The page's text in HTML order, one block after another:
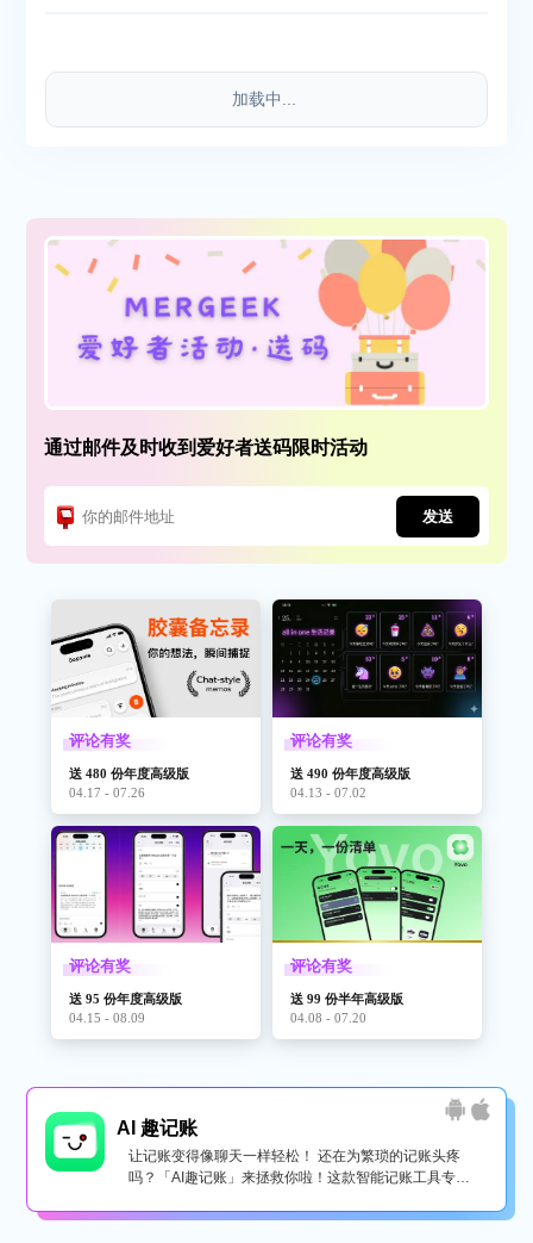
加载中...
通过邮件及时收到爱好者送码限时活动
发送
评论有奖
送 480 份年度高级版
04.17 - 07.26
评论有奖
送 490 份年度高级版
04.13 - 07.02
评论有奖
送 95 份年度高级版
04.15 - 08.09
评论有奖
送 99 份半年高级版
04.08 - 07.20
AI 趣记账
让记账变得像聊天一样轻松！ 还在为繁琐的记账头疼
吗？「AI趣记账」来拯救你啦！这款智能记账工具专为